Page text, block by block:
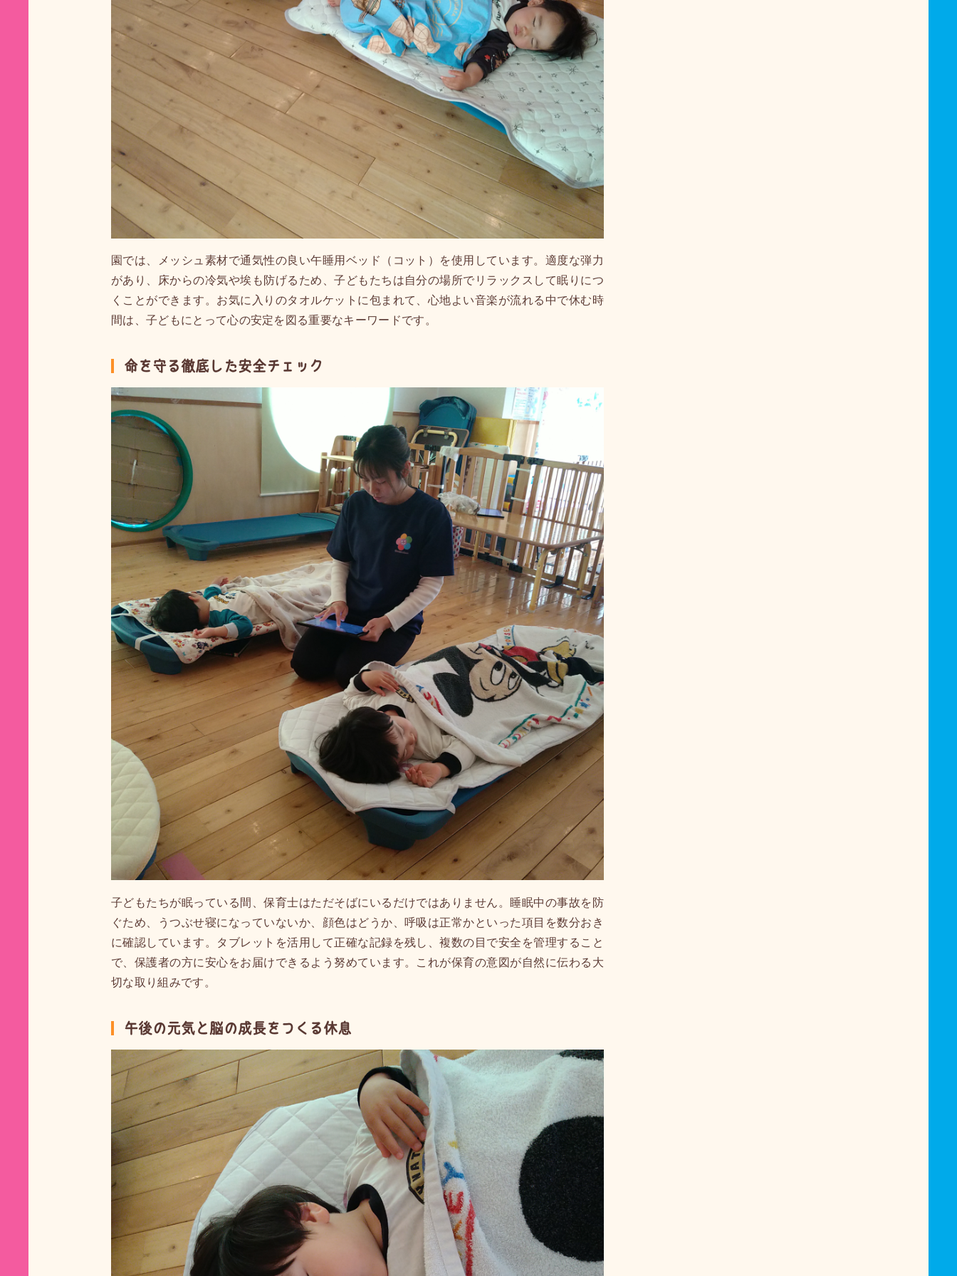
園では、メッシュ素材で通気性の良い午睡用ベッド（コット）を使用しています。適度な弾力
があり、床からの冷気や埃も防げるため、子どもたちは自分の場所でリラックスして眠りにつ
くことができます。お気に入りのタオルケットに包まれて、心地よい音楽が流れる中で休む時
間は、子どもにとって心の安定を図る重要なキーワードです。
命を守る徹底した安全チェック
子どもたちが眠っている間、保育士はただそばにいるだけではありません。睡眠中の事故を防
ぐため、うつぶせ寝になっていないか、顔色はどうか、呼吸は正常かといった項目を数分おき
に確認しています。タブレットを活用して正確な記録を残し、複数の目で安全を管理すること
で、保護者の方に安心をお届けできるよう努めています。これが保育の意図が自然に伝わる大
切な取り組みです。
午後の元気と脳の成長をつくる休息